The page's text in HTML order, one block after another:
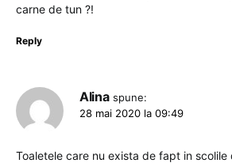
carne de tun ?!
Reply
Alina spune:
28 mai 2020 la 09:49
Toaletele care nu exista de fapt in scolile